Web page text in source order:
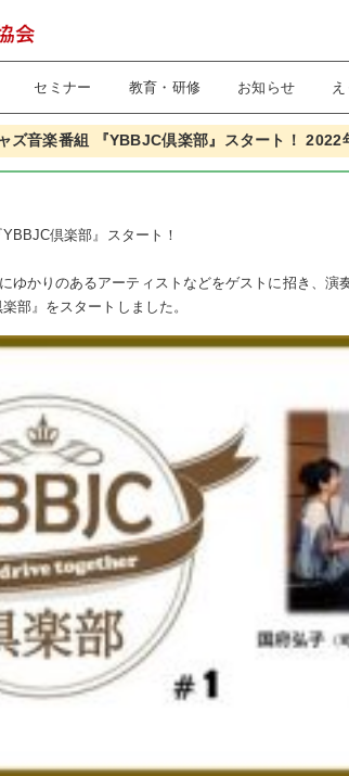
セミナー 教育・研修 お知らせ
ズ音楽番組 『YBBJC倶楽部』スタート！ 2022
倶楽部』スタート！
ゆかりのあるアーティストなどをゲストに招き、演
部』をスタートしました。